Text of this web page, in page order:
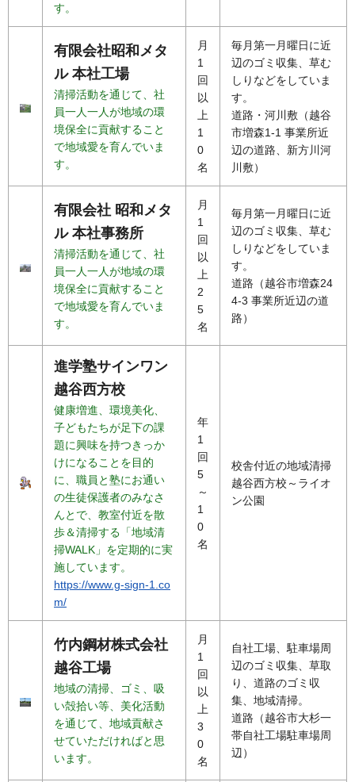
す。
有限会社昭和メタ
ル 本社工場
清掃活動を通じて、社
員一人一人が地域の環
境保全に貢献すること
で地域愛を育んでいま
す。
月
1
回
以
上
1
0
名
毎月第一月曜日に近
辺のゴミ収集、草む
しりなどをしていま
す。
道路・河川敷（越谷
市増森1-1 事業所近
辺の道路、新方川河
川敷）
有限会社 昭和メタ
ル 本社事務所
清掃活動を通じて、社
員一人一人が地域の環
境保全に貢献すること
で地域愛を育んでいま
す。
月
1
回
以
上
2
5
名
毎月第一月曜日に近
辺のゴミ収集、草む
しりなどをしていま
す。
道路（越谷市増森24
4-3 事業所近辺の道
路）
進学塾サインワン
越谷西方校
健康増進、環境美化、
子どもたちが足下の課
題に興味を持つきっか
けになることを目的
に、職員と塾にお通い
の生徒保護者のみなさ
んとで、教室付近を散
歩＆清掃する「地域清
掃WALK」を定期的に実
施しています。
https://www.g-sign-1.co
m/
年
1
回
5
～
1
0
名
校舎付近の地域清掃
越谷西方校～ライオ
ン公園
竹内鋼材株式会社
越谷工場
地域の清掃、ゴミ、吸
い殻拾い等、美化活動
を通じて、地域貢献さ
せていただければと思
います。
月
1
回
以
上
3
0
名
自社工場、駐車場周
辺のゴミ収集、草取
り、道路のゴミ収
集、地域清掃。
道路（越谷市大杉一
帯自社工場駐車場周
辺）